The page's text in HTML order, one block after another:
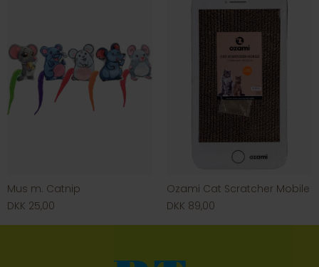
Mus m. Catnip
DKK 25,00
Ozami Cat Scratcher Mobile
DKK 89,00